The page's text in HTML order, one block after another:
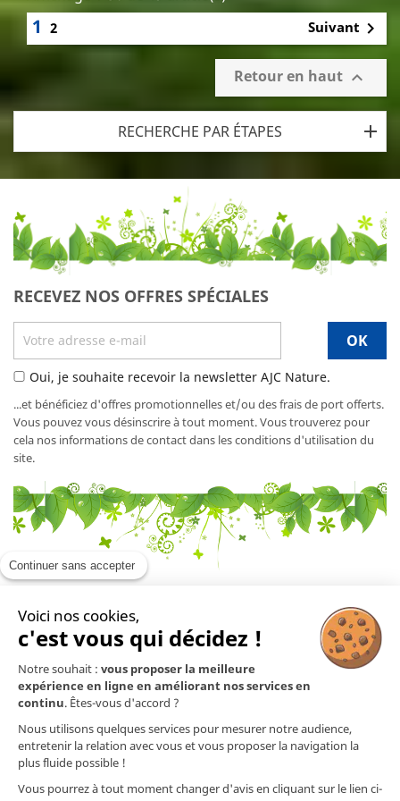
Continuer sans accepter
Voici nos cookies,
c'est vous qui décidez !
Notre souhait : vous proposer la meilleure
expérience en ligne en améliorant nos services en
continu. Êtes-vous d'accord ?
Nous utilisons quelques services pour mesurer notre audience,
entretenir la relation avec vous et vous proposer la navigation la
plus fluide possible !
Vous pourrez à tout moment changer d'avis en cliquant sur le lien ci-
1 2 Suivant 
Retour en haut 
RECHERCHE PAR ÉTAPES
RECEVEZ NOS OFFRES SPÉCIALES
Oui, je souhaite recevoir la newsletter AJC Nature.
...et bénéficiez d'offres promotionnelles et/ou des frais de port offerts.
Vous pouvez vous désinscrire à tout moment. Vous trouverez pour
cela nos informations de contact dans les conditions d'utilisation du
site.
En savoir plus 
Mentions légales
Nos produits
Contact